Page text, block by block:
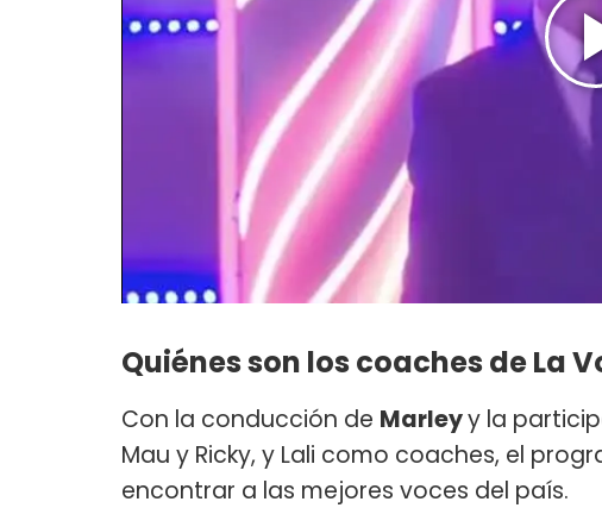
Quiénes son los coaches de La
Con la conducción de Marleyy la
Mau y Ricky, y Lali como coaches, el
encontrar a las mejores voces del país.